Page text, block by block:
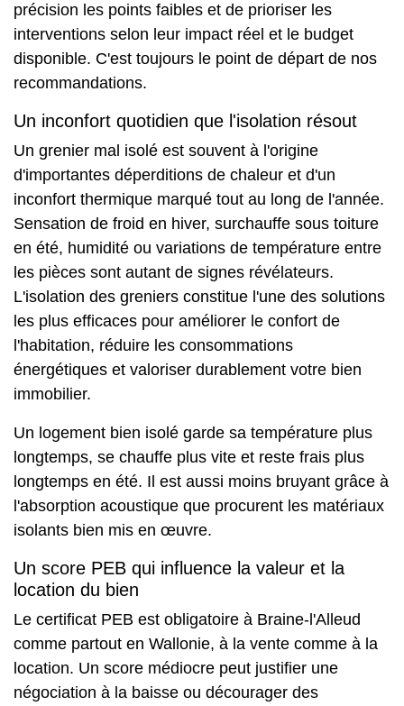
précision les points faibles et de prioriser les
interventions selon leur impact réel et le budget
disponible. C'est toujours le point de départ de nos
recommandations.
Un inconfort quotidien que l'isolation résout
Un grenier mal isolé est souvent à l'origine
d'importantes déperditions de chaleur et d'un
inconfort thermique marqué tout au long de l'année.
Sensation de froid en hiver, surchauffe sous toiture
en été, humidité ou variations de température entre
les pièces sont autant de signes révélateurs.
L'isolation des greniers constitue l'une des solutions
les plus efficaces pour améliorer le confort de
l'habitation, réduire les consommations
énergétiques et valoriser durablement votre bien
immobilier.
Un logement bien isolé garde sa température plus
longtemps, se chauffe plus vite et reste frais plus
longtemps en été. Il est aussi moins bruyant grâce à
l'absorption acoustique que procurent les matériaux
isolants bien mis en œuvre.
Un score PEB qui influence la valeur et la
location du bien
Le certificat PEB est obligatoire à Braine-l'Alleud
comme partout en Wallonie, à la vente comme à la
location. Un score médiocre peut justifier une
négociation à la baisse ou décourager des